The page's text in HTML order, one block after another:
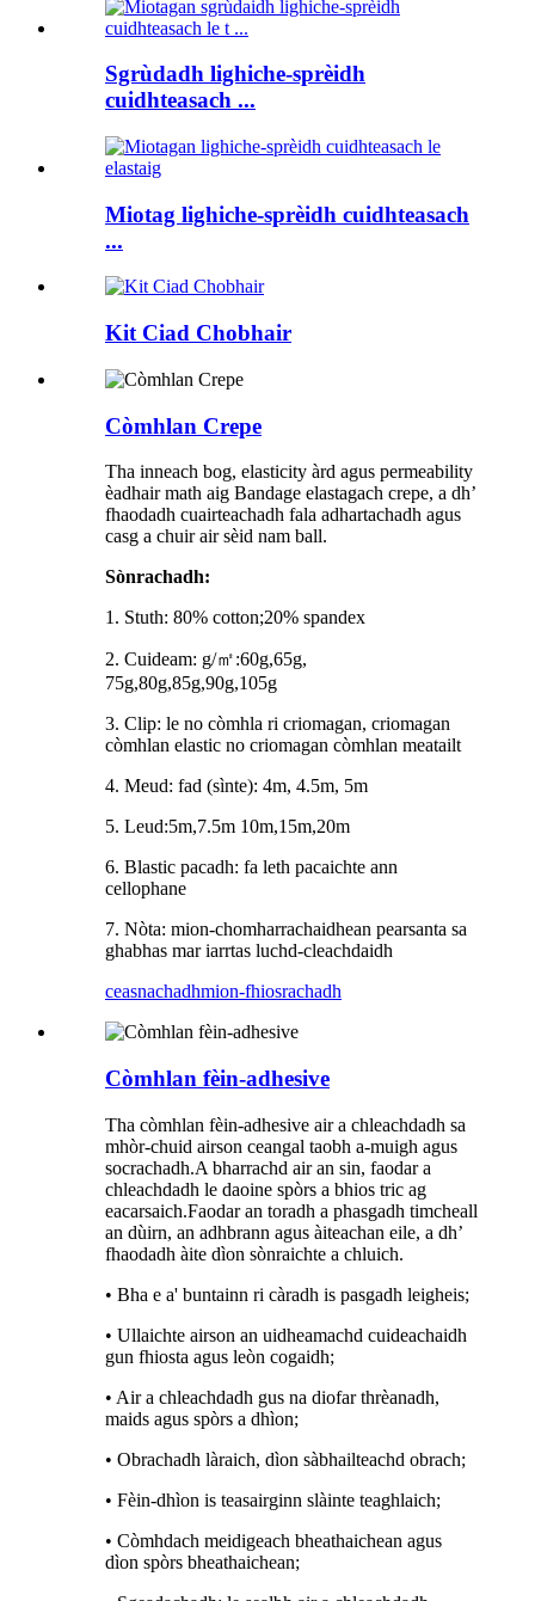
Sgrùdadh lighiche-sprèidh
cuidhteasach ...
Miotag lighiche-sprèidh cuidhteasach
...
Kit Ciad Chobhair
Còmhlan Crepe
Tha inneach bog, elasticity àrd agus permeability
èadhair math aig Bandage elastagach crepe, a dh’
fhaodadh cuairteachadh fala adhartachadh agus
casg a chuir air sèid nam ball.
Sònrachadh:
1. Stuth: 80% cotton;20% spandex
2. Cuideam: g/㎡:60g,65g,
75g,80g,85g,90g,105g
3. Clip: le no còmhla ri criomagan, criomagan
còmhlan elastic no criomagan còmhlan meatailt
4. Meud: fad (sìnte): 4m, 4.5m, 5m
5. Leud:5m,7.5m 10m,15m,20m
6. Blastic pacadh: fa leth pacaichte ann
cellophane
7. Nòta: mion-chomharrachaidhean pearsanta sa
ghabhas mar iarrtas luchd-cleachdaidh
ceasnachadhmion-fhiosrachadh
Còmhlan fèin-adhesive
Tha còmhlan fèin-adhesive air a chleachdadh sa
mhòr-chuid airson ceangal taobh a-muigh agus
socrachadh.A bharrachd air an sin, faodar a
chleachdadh le daoine spòrs a bhios tric ag
eacarsaich.Faodar an toradh a phasgadh timcheall
an dùirn, an adhbrann agus àiteachan eile, a dh’
fhaodadh àite dìon sònraichte a chluich.
• Bha e a' buntainn ri càradh is pasgadh leigheis;
• Ullaichte airson an uidheamachd cuideachaidh
gun fhiosta agus leòn cogaidh;
• Air a chleachdadh gus na diofar thrèanadh,
maids agus spòrs a dhìon;
• Obrachadh làraich, dìon sàbhailteachd obrach;
• Fèin-dhìon is teasairginn slàinte teaghlaich;
• Còmhdach meidigeach bheathaichean agus
dìon spòrs bheathaichean;